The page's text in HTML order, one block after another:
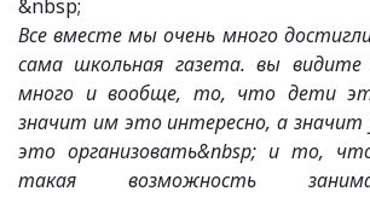
&nbsp;
Все вместе мы очень много
сама школьная газета. вы видите
много и вообще, то, что дети
значит им это интересно, а значит
это организовать&nbsp; и то,
такая возможность